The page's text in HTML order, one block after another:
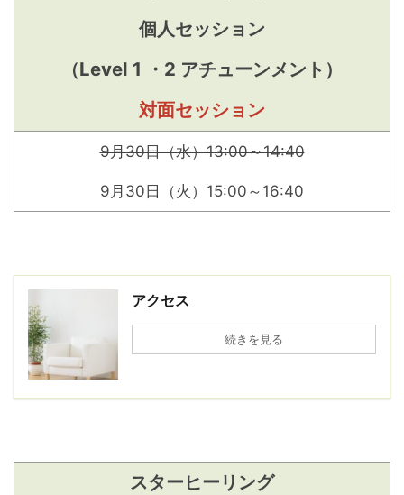
個人セッション
（Level 1 ・2 アチューンメント）
対面セッション
9月30日（水）13:00～14:40
9月30日（火）15:00～16:40
アクセス
続きを見る
スターヒーリング